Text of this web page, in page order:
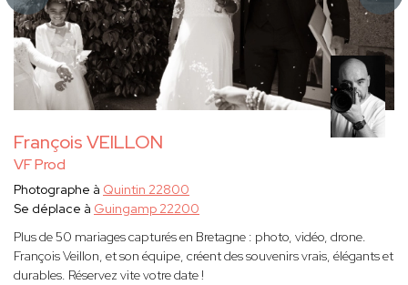
François VEILLON
VF Prod
Photographe à Quintin 22800
Se déplace à Guingamp 22200
Plus de 50 mariages capturés en Bretagne : photo, vidéo, drone.
François Veillon, et son équipe, créent des souvenirs vrais, élégants et
durables. Réservez vite votre date !